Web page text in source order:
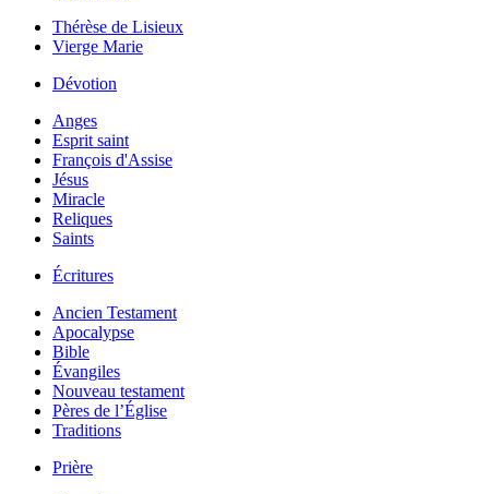
Thérèse de Lisieux
Vierge Marie
Dévotion
Anges
Esprit saint
François d'Assise
Jésus
Miracle
Reliques
Saints
Écritures
Ancien Testament
Apocalypse
Bible
Évangiles
Nouveau testament
Pères de l’Église
Traditions
Prière